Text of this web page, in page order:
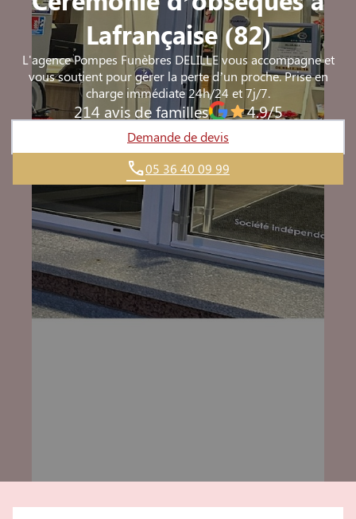
Lafrançaise (82)
L'agence Pompes Funèbres DELILLE vous accompagne et
vous soutient pour gérer la perte d’un proche. Prise en
charge immédiate 24h/24 et 7j/7.
214 avis de familles 4.9/5
Demande de devis
05 36 40 09 99